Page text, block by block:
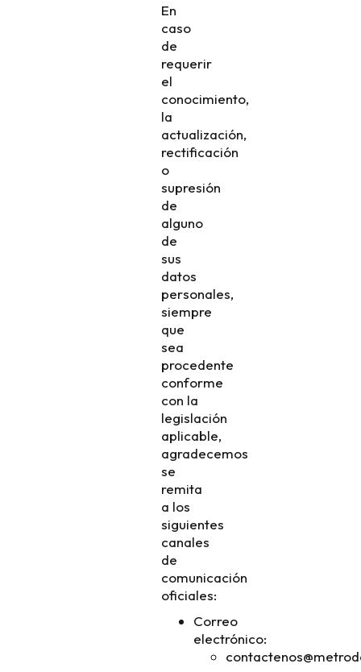
En
caso
de
requerir
el
conocimiento,
la
actualización,
rectificación
o
supresión
de
alguno
de
sus
datos
personales,
siempre
que
sea
procedente
conforme
con la
legislación
aplicable,
agradecemos
se
remita
a los
siguientes
canales
de
comunicación
oficiales:
Correo
electrónico: